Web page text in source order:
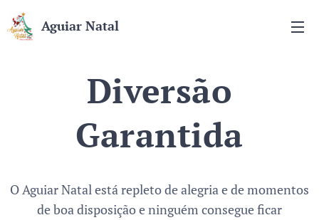
Aguiar Natal
Diversão
Garantida
O Aguiar Natal está repleto de alegria e de momentos
de boa disposição e ninguém consegue ficar